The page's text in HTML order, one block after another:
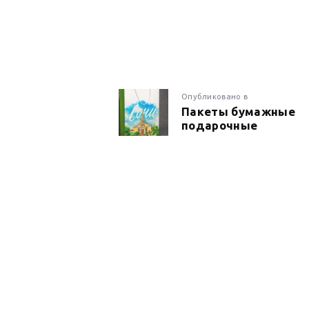
ПО
Опубликовано вПредыдущая
запись:
Пакеты бумажные
подарочные